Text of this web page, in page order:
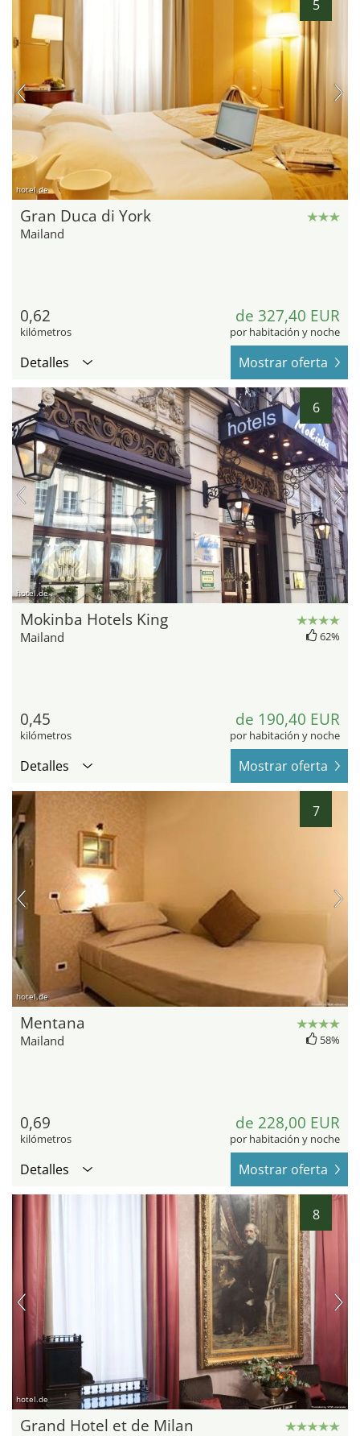
5
hotel.de
Gran Duca di York
Mailand
0,62
kilómetros
de 327,40 EUR
por habitación y noche
Detalles Mostrar oferta
6
hotel.de
Mokinba Hotels King
Mailand 62%
0,45
kilómetros
de 190,40 EUR
por habitación y noche
Detalles Mostrar oferta
7
hotel.de
Mentana
Mailand 58%
0,69
kilómetros
de 228,00 EUR
por habitación y noche
Detalles Mostrar oferta
8
hotel.de
Grand Hotel et de Milan